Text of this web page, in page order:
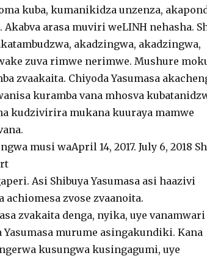
kuba, kumanikidza unzenza,
arasa muviri weLINH nehasha.
akadzingwa, akadzingwa,
zuva rimwe nerimwe. Mushure
zvaakaita. Chiyoda Yasumasa
kuramba vana mhosva
kudzivirira mukana kuuraya mamwe
musi waApril 14, 2017. July 6, 2018
Asi Shibuya Yasumasa asi haazivi
zvose zvaanoita.
zvakaita denga, nyika, uye vanamwari
murume asingakundiki. Kana
kusungwa kusingagumi, uye